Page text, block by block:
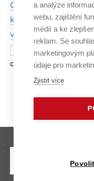
Co má společného
klíčová trpělivost,
výzkum chemické
17. DUBNA 2025
chemie materiálů
dizertaci specializuje
Strana 1/6 1
a analýze
webu, zajištění
médií a ke
reklam. Se
marketingovým
údaje pro
Zjistit více